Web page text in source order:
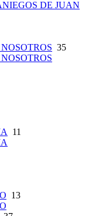
DE JUAN
35
11
13